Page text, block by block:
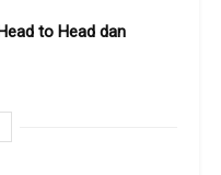
to Head dan